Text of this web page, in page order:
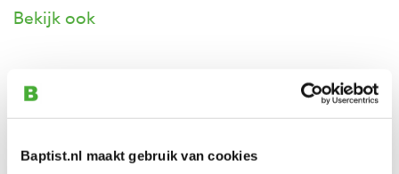
Baptist.nl maakt gebruik van cookies
Bekijk ook
Diamantstenen 80 x 50 mm grof, fijn en
Artikelnummer: 29214
€ 16,95 incl. btw